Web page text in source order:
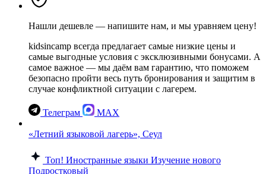
Нашли дешевле — напишите нам, и мы уравняем цену!
kidsincamp всегда предлагает самые низкие цены и
самые выгодные условия с эксклюзивными бонусами. А
самое важное — мы даём вам гарантию, что поможем
безопасно пройти весь путь бронирования и защитим в
случае конфликтной ситуации с лагерем.
Телеграм MAX
«Летний языковой лагерь», Сеул
Топ! Иностранные языки Изучение нового
Подростковый